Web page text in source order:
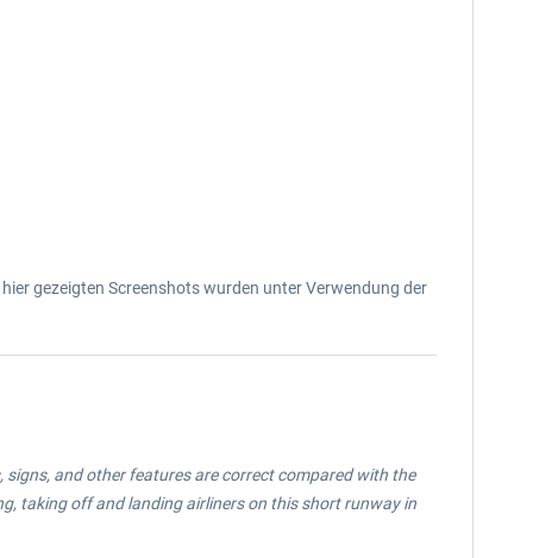
gezeigten Screenshots wurden unter Verwendung der
and other features are correct compared with the
taking off and landing airliners on this short runway in